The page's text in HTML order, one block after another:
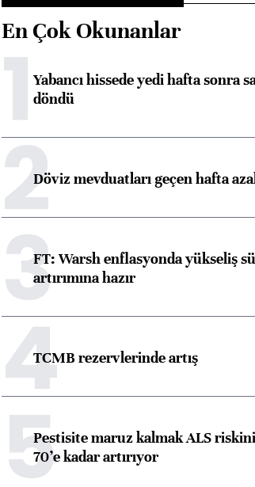
En Çok Okunanlar
1Yabancı hissede yedi hafta sonra
döndü
2Döviz mevduatları geçen hafta
3FT: Warsh enflasyonda yükseliş
artırımına hazır
4TCMB rezervlerinde artış
5Pestisite maruz kalmak ALS
70’e kadar artırıyor